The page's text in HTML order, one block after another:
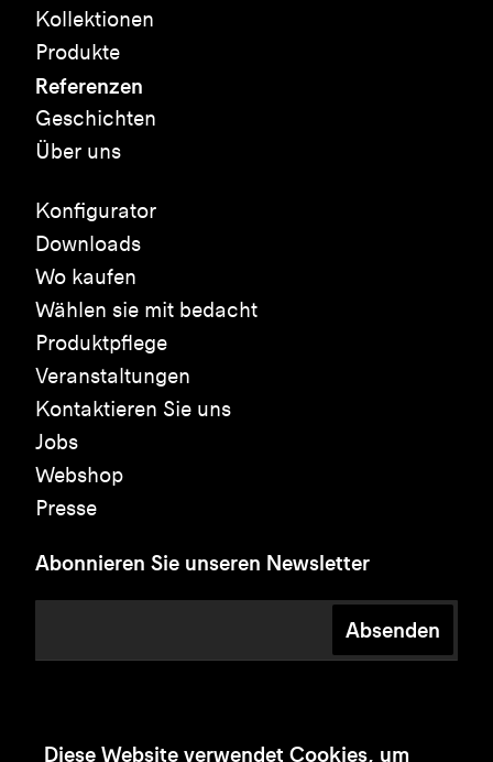
Kollektionen
Produkte
Referenzen
Geschichten
Über uns
Konfigurator
Downloads
Wo kaufen
Wählen sie mit bedacht
Produktpflege
Veranstaltungen
Kontaktieren Sie uns
Jobs
Webshop
Presse
Abonnieren Sie unseren Newsletter
Absenden
Diese Website verwendet Cookies, um